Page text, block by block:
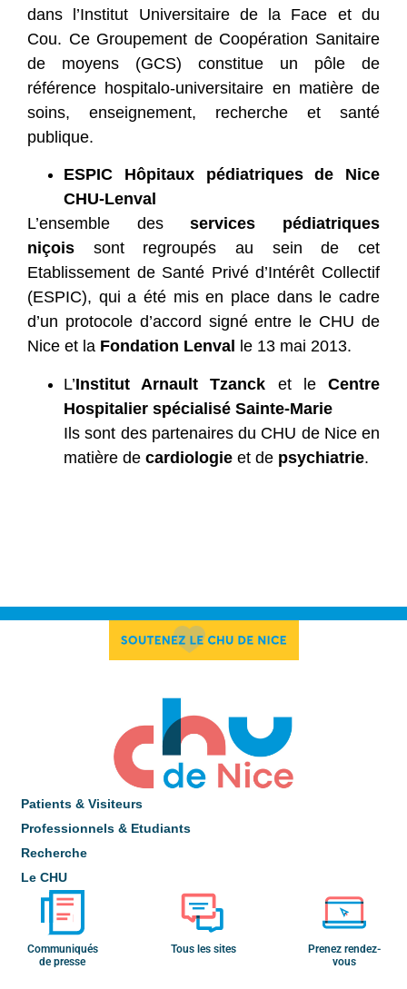
dans l’Institut Universitaire de la Face et du
Cou. Ce Groupement de Coopération Sanitaire
de moyens (GCS) constitue un pôle de
référence hospitalo-universitaire en matière de
soins, enseignement, recherche et santé
publique.
ESPIC Hôpitaux pédiatriques de Nice
CHU-Lenval
L’ensemble desservices pédiatriques
niçois sont regroupés au sein de cet
Etablissement de Santé Privé d’Intérêt Collectif
(ESPIC), qui a été mis en place dans le cadre
d’un protocole d’accord signé entre le CHU de
Nice et la Fondation Lenval le 13 mai 2013.
L’Institut Arnault Tzanck et leCentre
Hospitalier spécialisé Sainte-Marie
Ils sont des partenaires du CHU de Nice en
matière de cardiologie et de psychiatrie.
Patients & Visiteurs
Professionnels & Etudiants
Recherche
Le CHU
Communiqués
de presse
Tous les sites
Prenez rendez-
vous